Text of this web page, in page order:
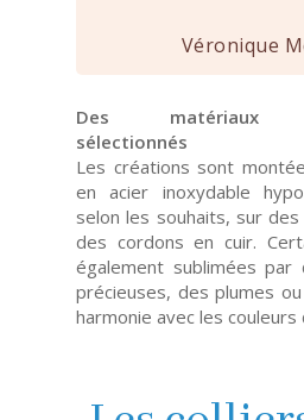
Véronique
Des matériaux
sélectionnés
Les créations sont
en acier inoxydable
selon les souhaits, sur
des cordons en cuir.
également sublimées
précieuses, des plumes
harmonie avec les